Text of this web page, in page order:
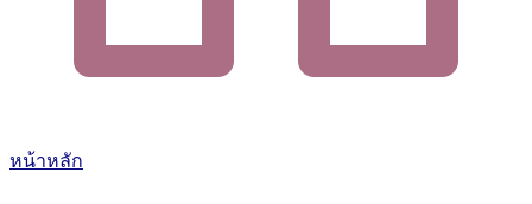
หน้าหลัก